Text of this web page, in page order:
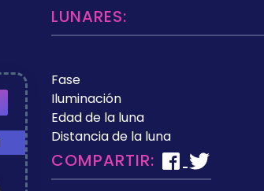
LUNARES:
Fase
Iluminación
Edad de la luna
Distancia de la luna
COMPARTIR: